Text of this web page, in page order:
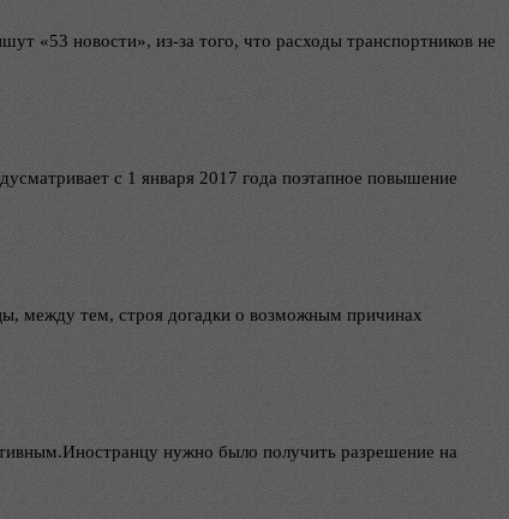
«53 новости», из-за того, что расходы транспортников не
с 1 января 2017 года поэтапное повышение
между тем, строя догадки о возможным причинах
нужно было получить разрешение на